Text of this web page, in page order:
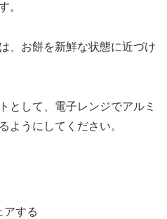
。
、お餅を新鮮な状態に近づけ
として、電子レンジでアルミ
ようにしてください。
アする